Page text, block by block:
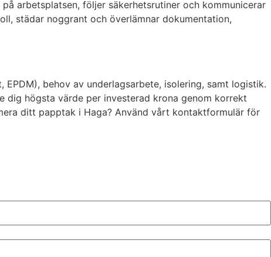
arbetsplatsen, följer säkerhetsrutiner och kommunicerar
städar noggrant och överlämnar dokumentation,
behov av underlagsarbete, isolering, samt logistik.
högsta värde per investerad krona genom korrekt
ditt papptak i Haga? Använd vårt kontaktformulär för